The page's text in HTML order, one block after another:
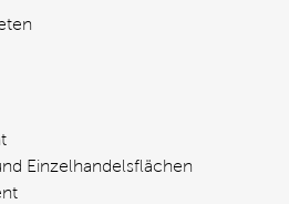
Einzelhandelsflächen